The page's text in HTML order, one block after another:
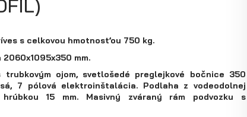
Multiprepravníky
s celkovou hmotnosťou 750 kg.
mm.
trubkovým ojom, svetlošedé preglejkové bočnice 350
7 pólová elektroinštalácia. Podlaha z vodeodolnej
15 mm. Masivný zváraný rám podvozku s